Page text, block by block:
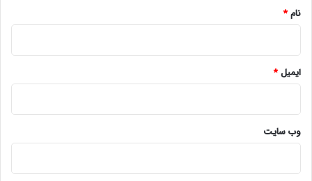
نام*
ایمیل*
وب‌ سایت